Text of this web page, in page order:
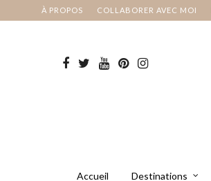
À PROPOS COLLABORER AVEC MOI
Accueil Destinations